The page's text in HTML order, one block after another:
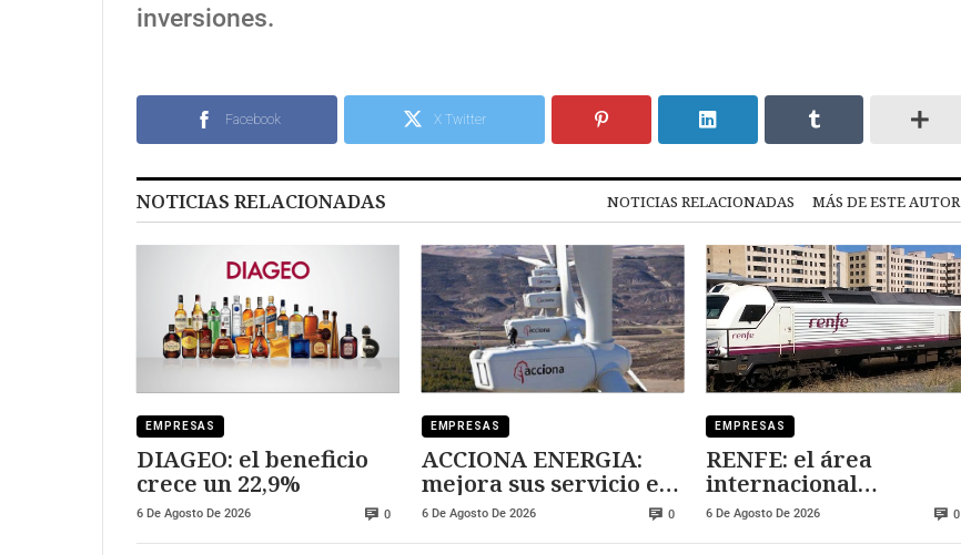
inversiones.
Facebook X Twitter
NOTICIAS RELACIONADAS NOTICIAS RELACIONADAS MÁS DE ESTE AUTOR
EMPRESAS
DIAGEO: el beneficio
crece un 22,9%
6 De Agosto De 2026 0
EMPRESAS
ACCIONA ENERGIA:
mejora sus servicio en
Chile
6 De Agosto De 2026 0
EMPRESAS
RENFE: el área
internacional
equilibra resultados
6 De Agosto De 2026 0